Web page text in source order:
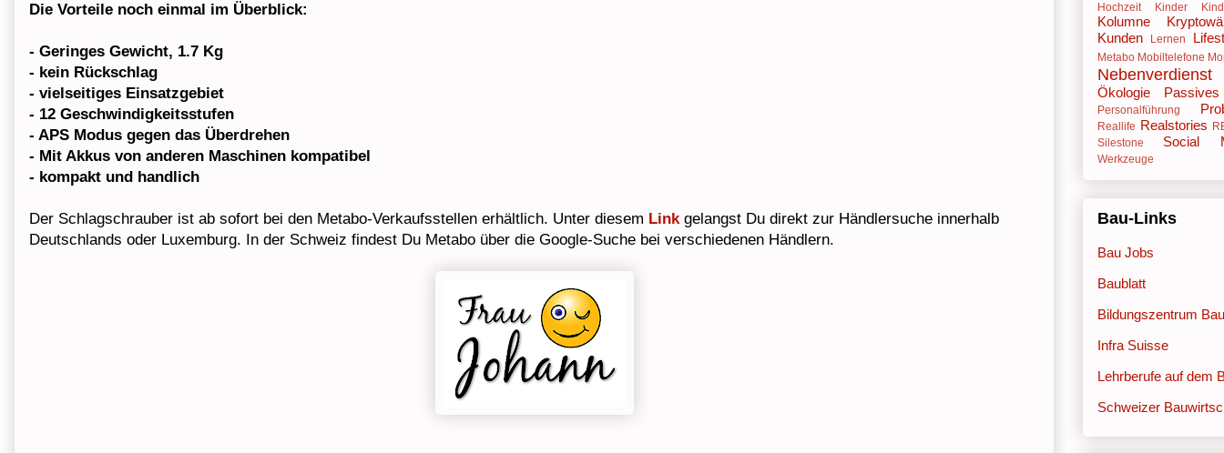
Die Vorteile noch einmal im Überblick:
- Geringes Gewicht, 1.7 Kg
- kein Rückschlag
- vielseitiges Einsatzgebiet
- 12 Geschwindigkeitsstufen
- APS Modus gegen das Überdrehen
- Mit Akkus von anderen Maschinen kompatibel
- kompakt und handlich
Der Schlagschrauber ist ab sofort bei den Metabo-Verkaufsstellen erhältlich. Unter diesem Link gelangst Du direkt zur Händlersuche innerhalb
Deutschlands oder Luxemburg. In der Schweiz findest Du Metabo über die Google-Suche bei verschiedenen Händlern.
Hochzeit Kinder
Kolumne
Kunden
Lernen
Metabo Mobiltelefone
Nebenverdienst
Ökologie
Personalführung
Reallife Realstories
Silestone
Social
Werkzeuge
Bau-Links
Bau Jobs
Baublatt
Bildungszentrum Bau
Infra Suisse
Lehrberufe auf dem
Schweizer